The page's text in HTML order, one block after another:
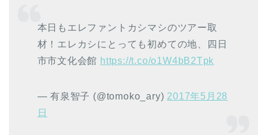
本日もエレファントカシマシのツアー取
材！エレカシにとっても初めての地、四日
市市文化会館 https://t.co/o1W4bB2Tpk
— 有泉智子 (@tomoko_ary) 2017年5月28
日